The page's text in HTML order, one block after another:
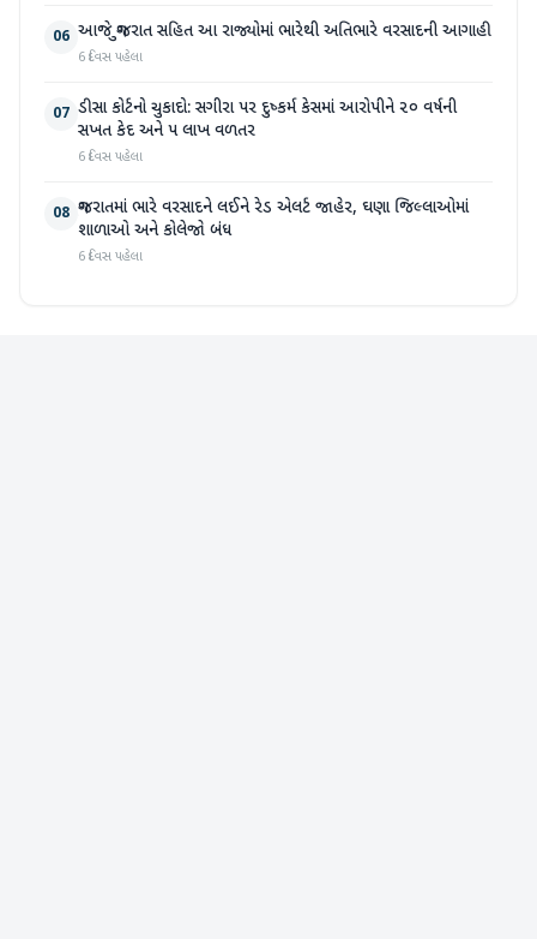
06 આજે ગુજરાત સહિત આ રાજ્યોમાં ભારેથી અતિભારે વરસાદની આગાહી
6 દિવસ પહેલા
07 ડીસા કોર્ટનો ચુકાદો: સગીરા પર દુષ્કર્મ કેસમાં આરોપીને ૨૦ વર્ષની
સખત કેદ અને ૫ લાખ વળતર
6 દિવસ પહેલા
08 ગુજરાતમાં ભારે વરસાદને લઈને રેડ એલર્ટ જાહેર, ઘણા જિલ્લાઓમાં
શાળાઓ અને કોલેજો બંધ
6 દિવસ પહેલા